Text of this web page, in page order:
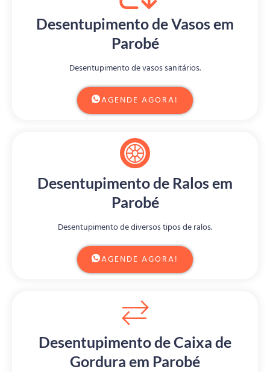
Desentupimento de Vasos em
Parobé
Desentupimento de vasos sanitários.
AGENDE AGORA!
Desentupimento de Ralos em
Parobé
Desentupimento de diversos tipos de ralos.
AGENDE AGORA!
Desentupimento de Caixa de
Gordura em Parobé